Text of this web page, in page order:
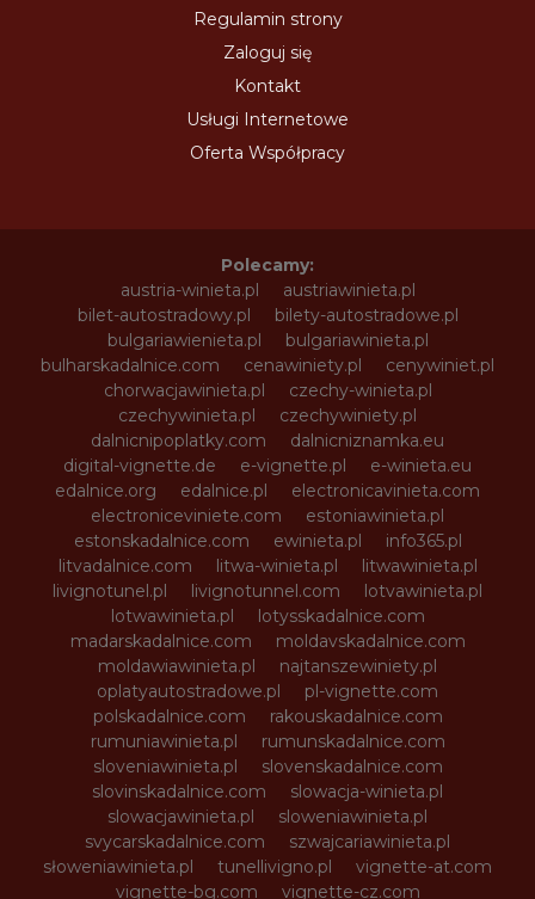
Regulamin strony
Zaloguj się
Kontakt
Usługi Internetowe
Oferta Współpracy
Polecamy:
austria-winieta.pl
austriawinieta.pl
bilet-autostradowy.pl
bilety-autostradowe.pl
bulgariawienieta.pl
bulgariawinieta.pl
bulharskadalnice.com
cenawiniety.pl
cenywiniet.pl
chorwacjawinieta.pl
czechy-winieta.pl
czechywinieta.pl
czechywiniety.pl
dalnicnipoplatky.com
dalnicniznamka.eu
digital-vignette.de
e-vignette.pl
e-winieta.eu
edalnice.org
edalnice.pl
electronicavinieta.com
electroniceviniete.com
estoniawinieta.pl
estonskadalnice.com
ewinieta.pl
info365.pl
litvadalnice.com
litwa-winieta.pl
litwawinieta.pl
livignotunel.pl
livignotunnel.com
lotvawinieta.pl
lotwawinieta.pl
lotysskadalnice.com
madarskadalnice.com
moldavskadalnice.com
moldawiawinieta.pl
najtanszewiniety.pl
oplatyautostradowe.pl
pl-vignette.com
polskadalnice.com
rakouskadalnice.com
rumuniawinieta.pl
rumunskadalnice.com
sloveniawinieta.pl
slovenskadalnice.com
slovinskadalnice.com
slowacja-winieta.pl
slowacjawinieta.pl
sloweniawinieta.pl
svycarskadalnice.com
szwajcariawinieta.pl
słoweniawinieta.pl
tunellivigno.pl
vignette-at.com
vignette-bg.com
vignette-cz.com